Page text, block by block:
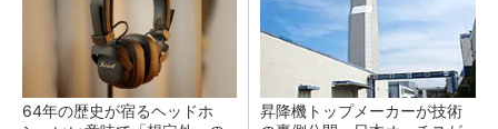
64年の歴史が宿るヘッドホ
昇降機トップメーカーが技術